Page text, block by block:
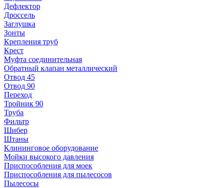
Дефлектор
Дроссель
Заглушка
Зонты
Крепления труб
Крест
Муфта соединительная
Обратный клапан металлический
Отвод 45
Отвод 90
Переход
Тройник 90
Труба
Фильтр
Шибер
Штаны
Клининговое оборудование
Мойки высокого давления
Приспособления для моек
Приспособления для пылесосов
Пылесосы